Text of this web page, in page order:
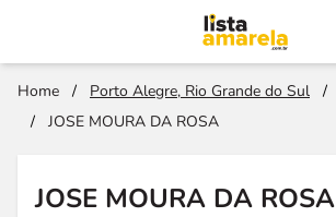
Home / Porto Alegre, Rio Grande do Sul /
/
JOSE MOURA DA ROSA
JOSE MOURA DA ROSA